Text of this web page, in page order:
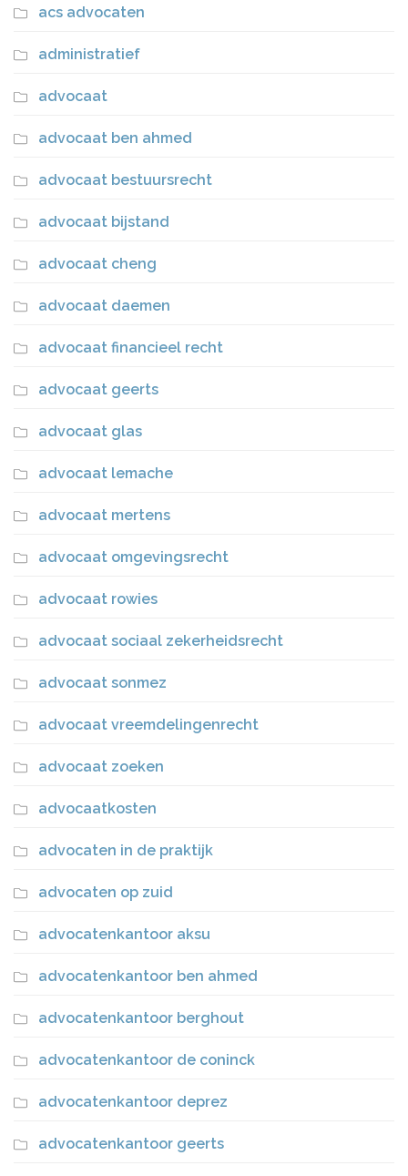
acs advocaten
administratief
advocaat
advocaat ben ahmed
advocaat bestuursrecht
advocaat bijstand
advocaat cheng
advocaat daemen
advocaat financieel recht
advocaat geerts
advocaat glas
advocaat lemache
advocaat mertens
advocaat omgevingsrecht
advocaat rowies
advocaat sociaal zekerheidsrecht
advocaat sonmez
advocaat vreemdelingenrecht
advocaat zoeken
advocaatkosten
advocaten in de praktijk
advocaten op zuid
advocatenkantoor aksu
advocatenkantoor ben ahmed
advocatenkantoor berghout
advocatenkantoor de coninck
advocatenkantoor deprez
advocatenkantoor geerts